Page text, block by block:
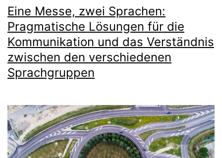
Eine Messe, zwei Sprachen:
Pragmatische Lösungen für die
Kommunikation und das Verständnis
zwischen den verschiedenen
Sprachgruppen